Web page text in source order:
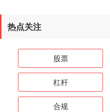
热点关注
股票
杠杆
合规